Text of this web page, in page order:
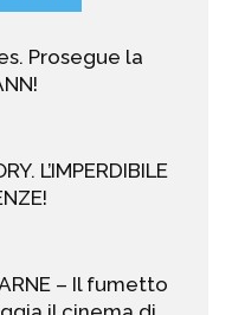
Prosegue la
L’IMPERDIBILE
– Il fumetto